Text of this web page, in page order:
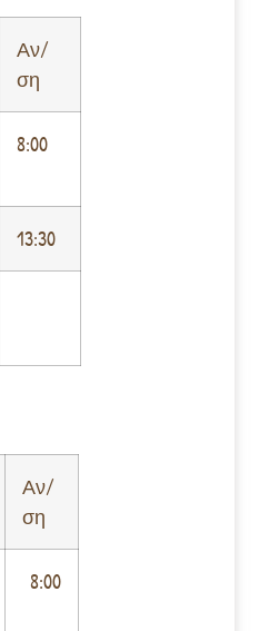
Αν/
ση
8:00
13:30
Αν/
ση
8:00